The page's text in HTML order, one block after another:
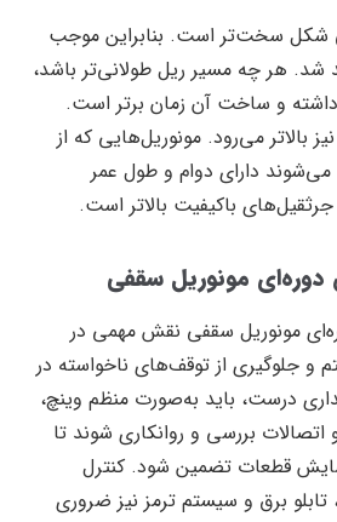
سخت‌تر است. بنابراین موجب
شد. هر چه مسیر ریل طولانی‌تر باشد،
داشته و ساخت آن زمان برتر است.
بالاتر می‌رود. مونوریل‌هایی که از
می‌شوند دارای دوام و طول عمر
باکیفیت بالاتر است.
مونوریل سقفی
مونوریل سقفی نقش مهمی در
و جلوگیری از توقف‌های ناخواسته در
درست، باید به‌صورت منظم وینچ،
بررسی و روانکاری شوند تا
قطعات تضمین شود. کنترل
برق و سیستم ترمز نیز ضروری